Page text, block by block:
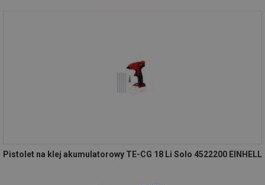
Pistolet na klej akumulatorowy TE-CG 18 Li Solo 4522200 EINHELL